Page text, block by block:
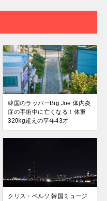
韓国のラッパーBig Joe 体内炎
症の手術中に亡くなる！体重
320kg超えの享年43才
クリス・ペルソ 韓国ミュージ